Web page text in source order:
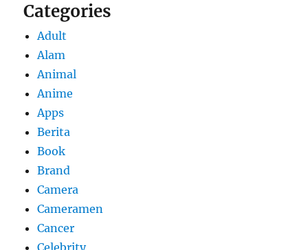
Categories
Adult
Alam
Animal
Anime
Apps
Berita
Book
Brand
Camera
Cameramen
Cancer